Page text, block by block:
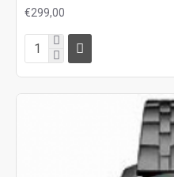
€299,00